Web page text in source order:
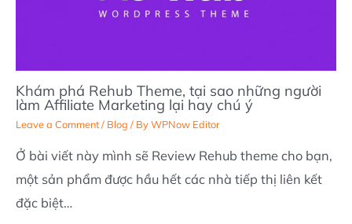
Khám phá Rehub Theme, tại sao những người
làm Affiliate Marketing lại hay chú ý
Leave a Comment/ Blog / ByWPNow Editor
Ở bài viết này mình sẽ Review Rehub theme cho bạn,
một sản phẩm được hầu hết các nhà tiếp thị liên kết
đặc biệt…